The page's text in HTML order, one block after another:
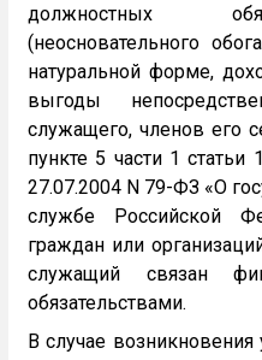
должностных
(неосновательного
натуральной форме,
выгоды
служащего, членов его
пункте 5 части 1
27.07.2004 N 79-ФЗ «О
службе Российской
граждан или
служащий связан
обязательствами.
В случае